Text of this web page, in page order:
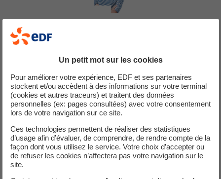
le juste prix
Grâce au Conseil Juste Prix, nous définissons ensemble
gratuitement la mensualité la mieux adaptée à vos besoins. Nous
garantissons la justesse du relevé de compteur que vous pouvez
nous transmettre parl’application EDF DOM & Corse,internetou
téléphone.
#AIDER
Un petit mot sur les cookies
Pour améliorer votre expérience, EDF et ses partenaires
stockent et/ou accèdent à des informations sur votre terminal
(cookies et autres traceurs) et traitent des données
personnelles (ex: pages consultées) avec votre consentement
lors de votre navigation sur ce site.
Ces technologies permettent de réaliser des statistiques
d’usage afin d’évaluer, de comprendre, de rendre compte de la
façon dont vous utilisez le service. Votre choix d’accepter ou
de refuser les cookies n’affectera pas votre navigation sur le
site.